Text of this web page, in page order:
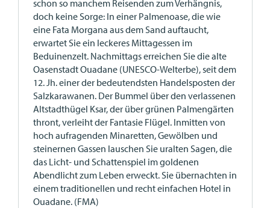
schon so manchem Reisenden zum Verhängnis,
doch keine Sorge: In einer Palmenoase, die wie
eine Fata Morgana aus dem Sand auftaucht,
erwartet Sie ein leckeres Mittagessen im
Beduinenzelt. Nachmittags erreichen Sie die alte
Oasenstadt Ouadane (UNESCO-Welterbe), seit dem
12. Jh. einer der bedeutendsten Handelsposten der
Salzkarawanen. Der Bummel über den verlassenen
Altstadthügel Ksar, der über grünen Palmengärten
thront, verleiht der Fantasie Flügel. Inmitten von
hoch aufragenden Minaretten, Gewölben und
steinernen Gassen lauschen Sie uralten Sagen, die
das Licht- und Schattenspiel im goldenen
Abendlicht zum Leben erweckt. Sie übernachten in
einem traditionellen und recht einfachen Hotel in
Ouadane. (FMA)